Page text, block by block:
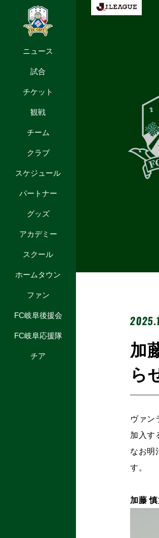
ニュース
試合
チケット
観戦
チーム
クラブ
スケジュール
パートナー
グッズ
アカデミー
スクール
ホームタウン
ファン
FC岐阜後援会
FC岐阜応援隊
チア
加
ら
ヴァン
加入す
なお明
す。
加藤